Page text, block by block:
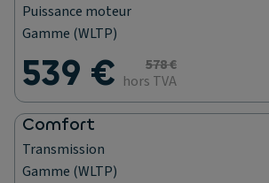
Puissance moteur
Gamme (WLTP)
539 €
578 €
hors TVA
Comfort
Transmission
Gamme (WLTP)